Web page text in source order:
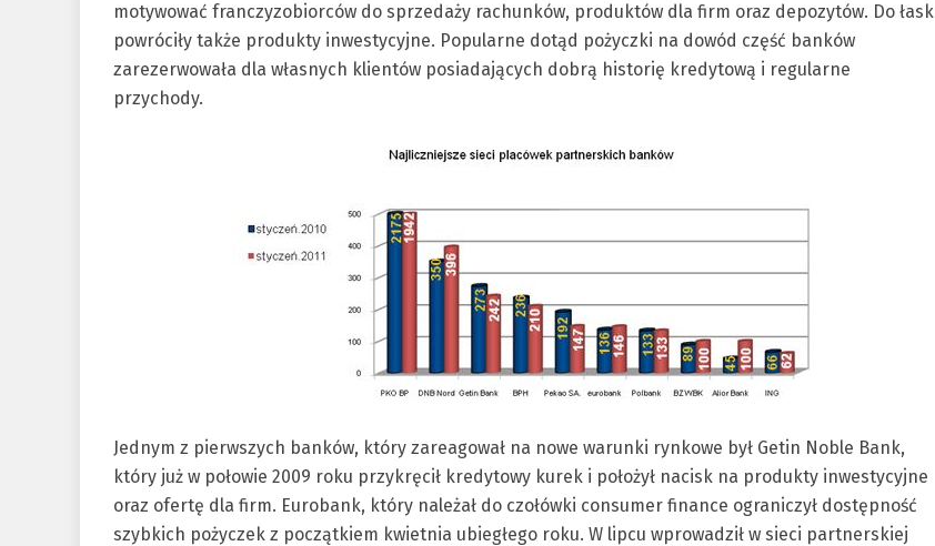
motywować franczyzobiorców do sprzedaży rachunków, produktów dla firm oraz depozytów. Do łask
powróciły także produkty inwestycyjne. Popularne dotąd pożyczki na dowód część banków
zarezerwowała dla własnych klientów posiadających dobrą historię kredytową i regularne
przychody.
Jednym z pierwszych banków, który zareagował na nowe warunki rynkowe był Getin Noble Bank,
który już w połowie 2009 roku przykręcił kredytowy kurek i położył nacisk na produkty inwestycyjne
oraz ofertę dla firm. Eurobank, który należał do czołówki consumer finance ograniczył dostępność
szybkich pożyczek z początkiem kwietnia ubiegłego roku. W lipcu wprowadził w sieci partnerskiej